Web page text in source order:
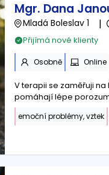
Mgr. Dana
Mladá Boleslav 1 |
Přijímá nové klienty
Osobně Online
V terapii se zaměřuji
pomáhají lépe
emoční problémy, vztek